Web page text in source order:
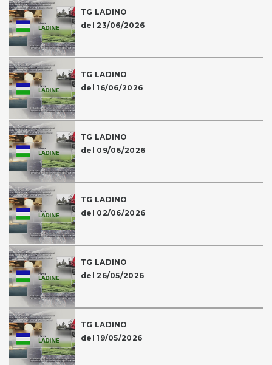
TG LADINO
del 23/06/2026
TG LADINO
del 16/06/2026
TG LADINO
del 09/06/2026
TG LADINO
del 02/06/2026
TG LADINO
del 26/05/2026
TG LADINO
del 19/05/2026